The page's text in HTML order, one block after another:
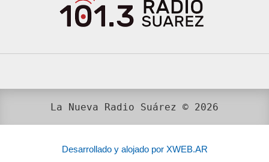
La Nueva Radio Suárez © 2026
Desarrollado y alojado por XWEB.AR